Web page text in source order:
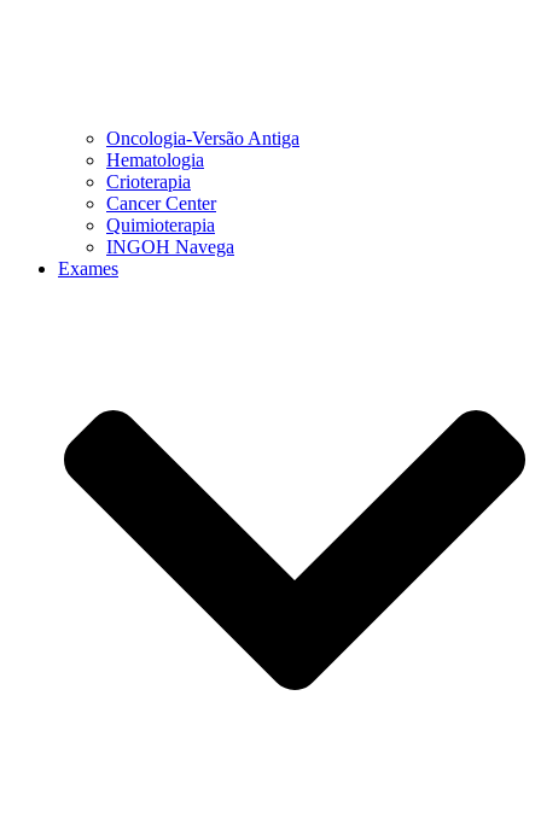
Oncologia-Versão Antiga
Hematologia
Crioterapia
Cancer Center
Quimioterapia
INGOH Navega
Exames